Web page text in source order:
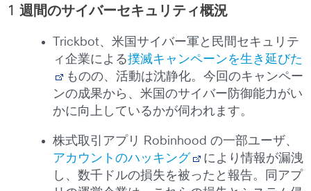
1 週間のサイバーセキュリティ概況
Trickbot、米国サイバー軍と民間セキュリテ
ィ企業による撲滅キャンペーンを生き延びた
ものの、活動は沈静化。今回のキャンペー
ンの成果から、米国のサイバー防御能力がい
かに向上しているかが伺われます。
株式取引アプリ Robinhood の一部ユーザ、
アカウントのハッキング
により情報が漏洩
し、数千ドルの損失を被ったと報告。同アプ